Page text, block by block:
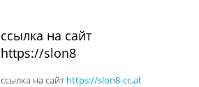
ссылка на сайт
https://slon8
ссылка на сайт https://slon8-cc.at